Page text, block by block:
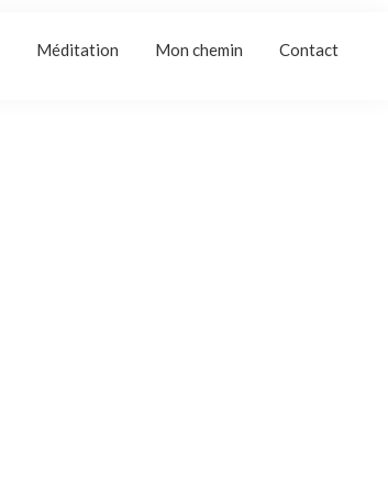
Méditation Mon chemin Contact